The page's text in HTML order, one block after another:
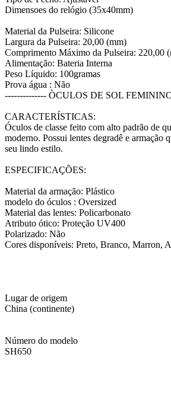
Dimensoes do relógio (35x40mm)
Material da Pulseira: Silicone
Largura da Pulseira: 20,00 (mm)
Comprimento Máximo da Pulseira: 220,00
Alimentação: Bateria Interna
Peso Líquido: 100gramas
Prova água : Não
-------------- ÒCULOS DE SOL
CARACTERÍSTICAS:
Óculos de classe feito com alto padrão de
moderno. Possui lentes degradê e armação
seu lindo estilo.
ESPECIFICAÇÕES:
Material da armação: Plástico
modelo do óculos : Oversized
Material das lentes: Policarbonato
Atributo ótico: Proteção UV400
Polarizado: Não
Cores disponíveis: Preto, Branco, Marron,
Lugar de origem
China (continente)
Número do modelo
SH650